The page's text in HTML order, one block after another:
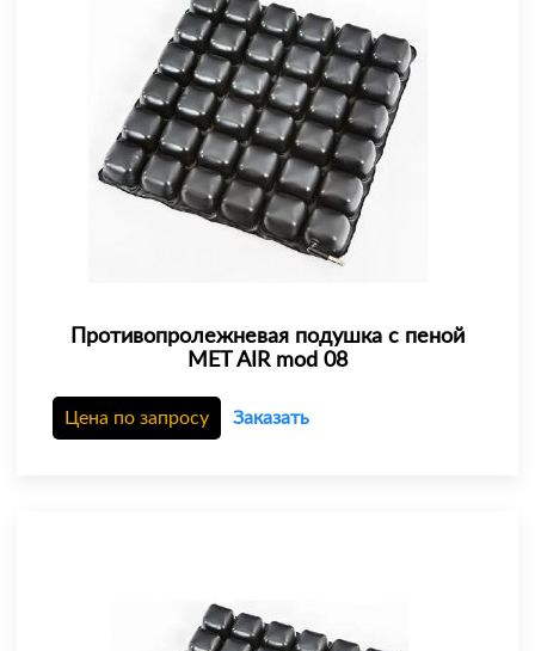
Противопролежневая подушка с пеной
MET AIR mod 08
Цена по запросу Заказать